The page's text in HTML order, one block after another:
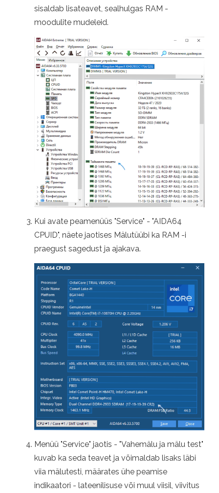
sisaldab lisateavet, sealhulgas RAM -
moodulite mudeleid.
Kui avate peamenüüs "Service" - "AIDA64
CPUID", näete jaotises Mälutüübi ka RAM -i
praegust sagedust ja ajakava.
Menüü "Service" jaotis - "Vahemälu ja mälu test"
kuvab ka seda teavet ja võimaldab lisaks läbi
viia mälutesti, määrates ühe peamise
indikaatori - lateenilisuse või muul viisil, viivitus